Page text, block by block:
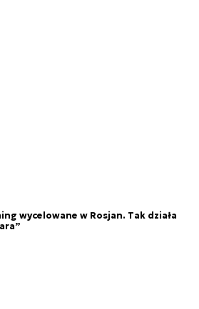
wycelowane w Rosjan. Tak działa